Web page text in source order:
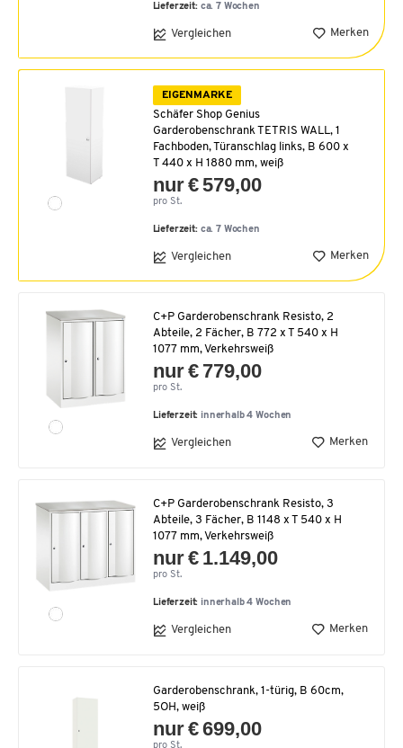
Lieferzeit: ca. 7 Wochen
Vergleichen Merken
EIGENMARKE
Schäfer Shop Genius
Garderobenschrank TETRIS WALL, 1
Fachboden, Türanschlag links, B 600 x
T 440 x H 1880 mm, weiß
nur € 579,00
pro St.
Lieferzeit: ca. 7 Wochen
Vergleichen Merken
C+P Garderobenschrank Resisto, 2
Abteile, 2 Fächer, B 772 x T 540 x H
1077 mm, Verkehrsweiß
nur € 779,00
pro St.
Lieferzeit: innerhalb 4 Wochen
Vergleichen Merken
C+P Garderobenschrank Resisto, 3
Abteile, 3 Fächer, B 1148 x T 540 x H
1077 mm, Verkehrsweiß
nur € 1.149,00
pro St.
Lieferzeit: innerhalb 4 Wochen
Vergleichen Merken
Garderobenschrank, 1-türig, B 60cm,
5OH, weiß
nur € 699,00
pro St.